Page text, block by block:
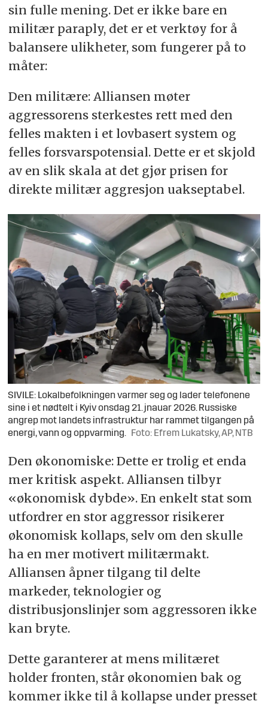
sin fulle mening. Det er ikke bare en
militær paraply, det er et verktøy for å
balansere ulikheter, som fungerer på to
måter:
Den militære: Alliansen møter
aggressorens sterkestes rett med den
felles makten i et lovbasert system og
felles forsvarspotensial. Dette er et skjold
av en slik skala at det gjør prisen for
direkte militær aggresjon uakseptabel.
SIVILE: Lokalbefolkningen varmer seg og lader telefonene
sine i et nødtelt i Kyiv onsdag 21. jnauar 2026. Russiske
angrep mot landets infrastruktur har rammet tilgangen på
energi, vann og oppvarming.
Foto: Efrem Lukatsky, AP, NTB
Den økonomiske: Dette er trolig et enda
mer kritisk aspekt. Alliansen tilbyr
«økonomisk dybde». En enkelt stat som
utfordrer en stor aggressor risikerer
økonomisk kollaps, selv om den skulle
ha en mer motivert militærmakt.
Alliansen åpner tilgang til delte
markeder, teknologier og
distribusjonslinjer som aggressoren ikke
kan bryte.
Dette garanterer at mens militæret
holder fronten, står økonomien bak og
kommer ikke til å kollapse under presset